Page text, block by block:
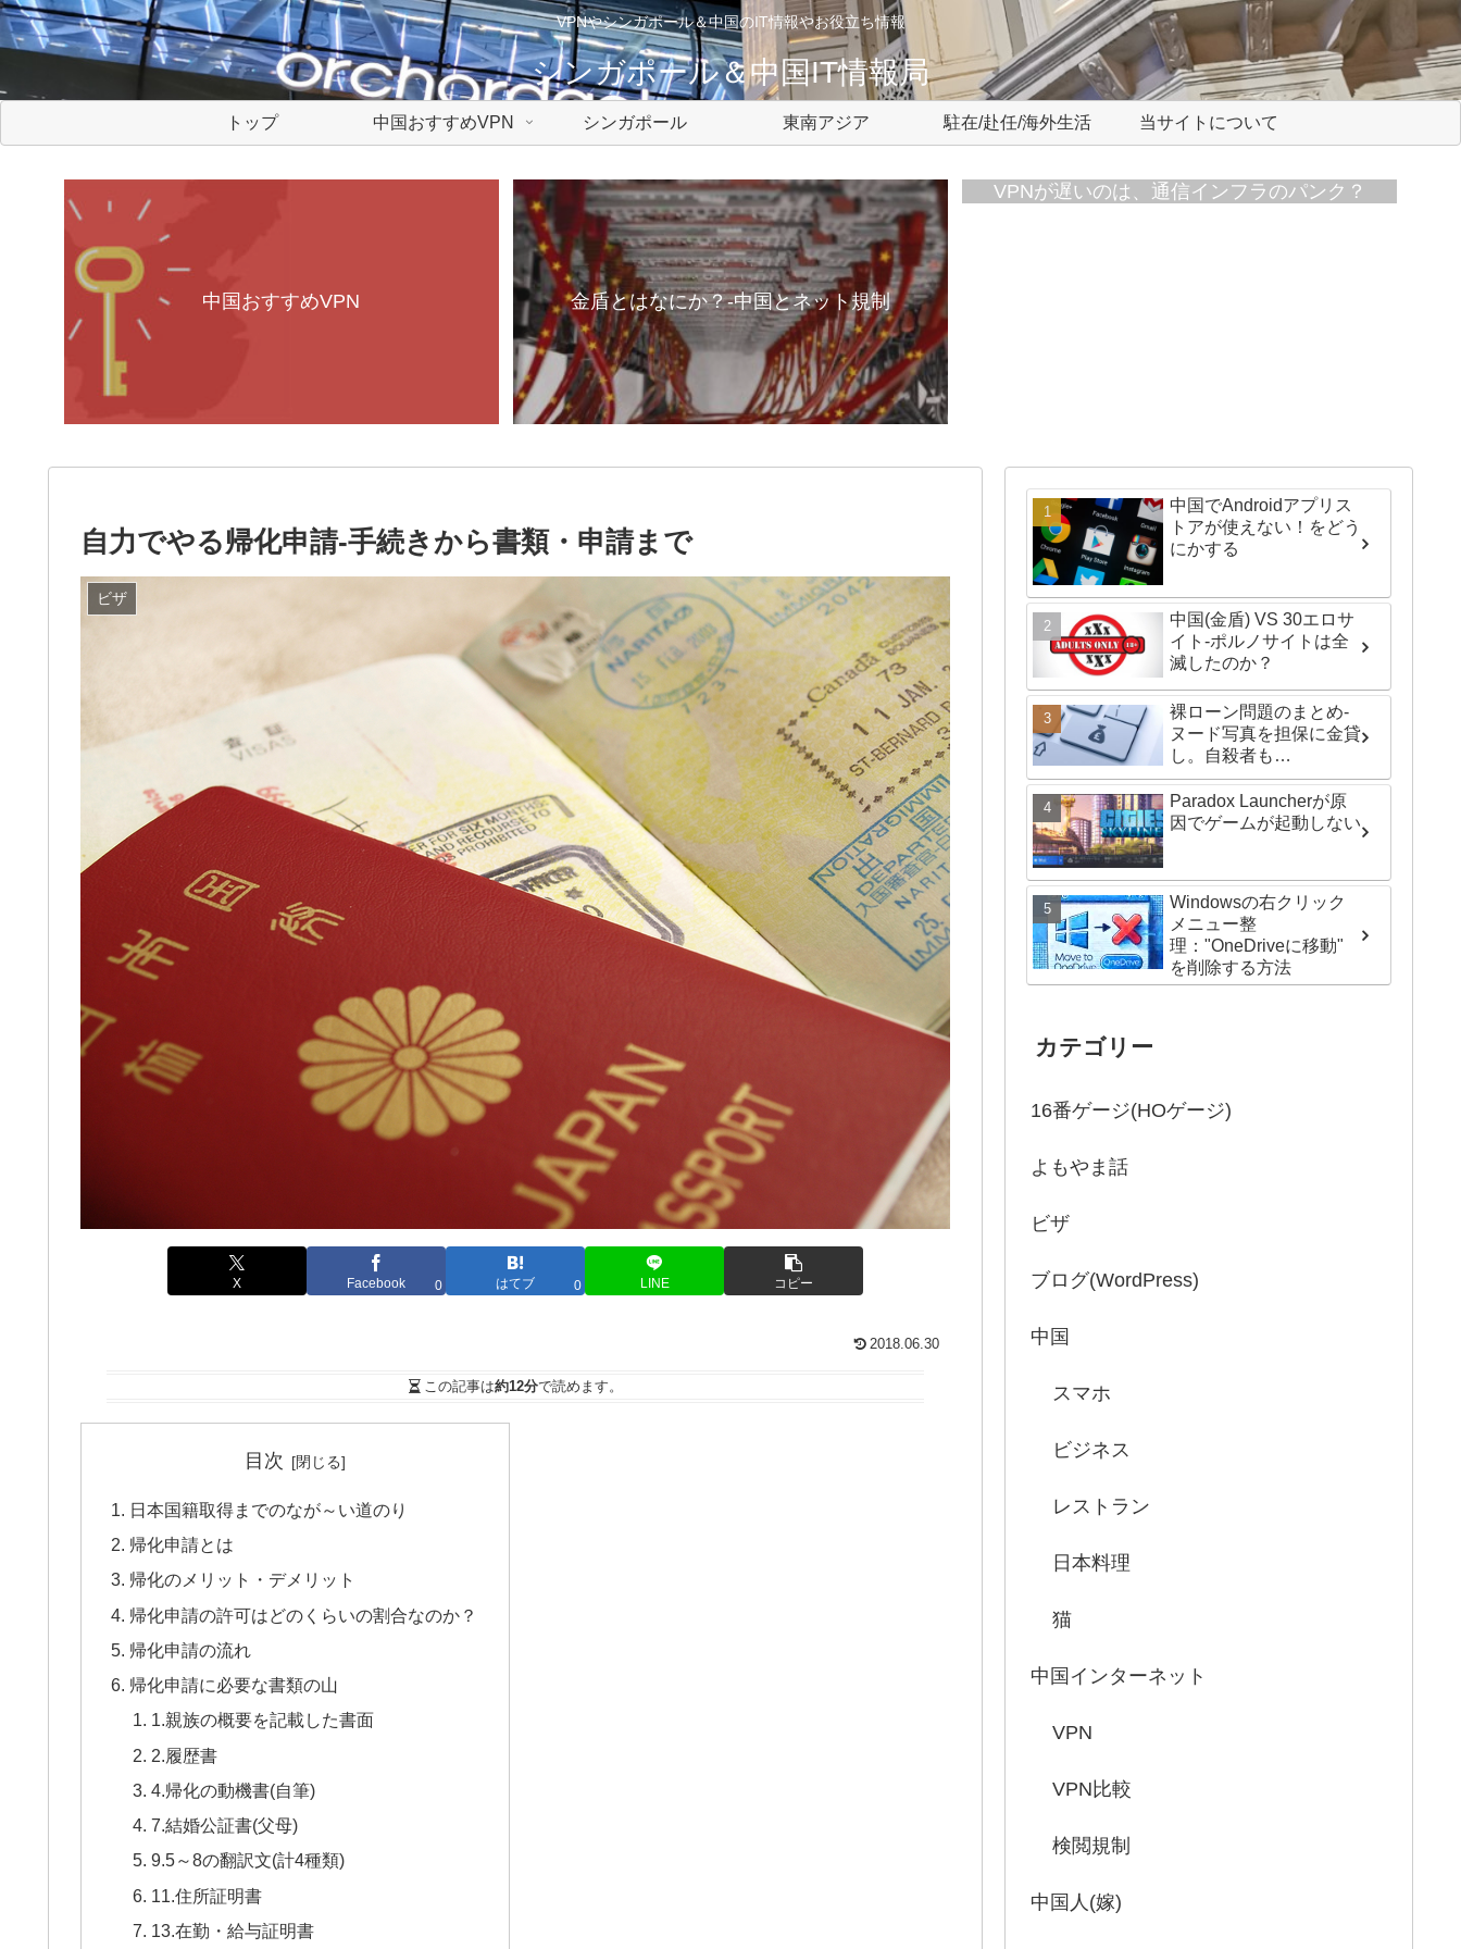
VPNやシンガポール＆中国のIT情報やお役立ち情報
シンガポール＆中国IT情報局
トップ 中国おすすめVPN シンガポール 東南アジア 駐在/赴任/海外生活 当サイトについて
中国おすすめVPN 金盾とはなにか？-中国とネット規制
VPNが遅いのは、通信インフラのパンク？
自力でやる帰化申請-手続きから書類・申請まで
ビザ
X Facebook 0 はてブ 0 LINE コピー
2018.06.30
この記事は約12分で読めます。
目次
日本国籍取得までのなが～い道のり
帰化申請とは
帰化のメリット・デメリット
帰化申請の許可はどのくらいの割合なのか？
帰化申請の流れ
帰化申請に必要な書類の山
1.親族の概要を記載した書面
2.履歴書
4.帰化の動機書(自筆)
7.結婚公証書(父母)
9.5～8の翻訳文(計4種類)
11.住所証明書
13.在勤・給与証明書
中国でAndroidアプリス
トアが使えない！をどう
にかする
中国(金盾) VS 30エロサ
イト-ポルノサイトは全
滅したのか？
裸ローン問題のまとめ-
ヌード写真を担保に金貸
し。自殺者も…
Paradox Launcherが原
因でゲームが起動しない
Windowsの右クリック
メニュー整
理："OneDriveに移動"
を削除する方法
カテゴリー
16番ゲージ(HOゲージ)
よもやま話
ビザ
ブログ(WordPress)
中国
スマホ
ビジネス
レストラン
日本料理
猫
中国インターネット
VPN
VPN比較
検閲規制
中国人(嫁)